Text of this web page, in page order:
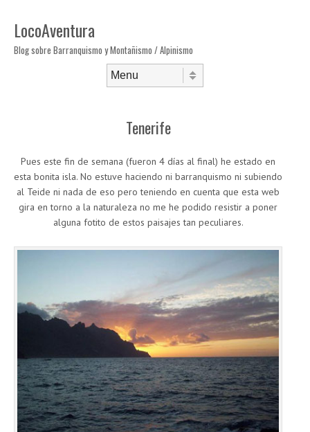
LocoAventura
Blog sobre Barranquismo y Montañismo / Alpinismo
Tenerife
Pues este fin de semana (fueron 4 días al final) he estado en
esta bonita isla. No estuve haciendo ni barranquismo ni subiendo
al Teide ni nada de eso pero teniendo en cuenta que esta web
gira en torno a la naturaleza no me he podido resistir a poner
alguna fotito de estos paisajes tan peculiares.